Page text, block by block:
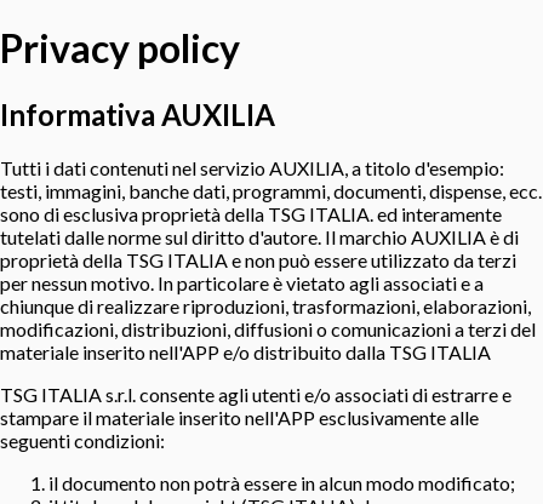
Privacy policy
Informativa AUXILIA
Tutti i dati contenuti nel servizio AUXILIA, a titolo d'esempio:
testi, immagini, banche dati, programmi, documenti, dispense, ecc.
sono di esclusiva proprietà della TSG ITALIA. ed interamente
tutelati dalle norme sul diritto d'autore. Il marchio AUXILIA è di
proprietà della TSG ITALIA e non può essere utilizzato da terzi
per nessun motivo. In particolare è vietato agli associati e a
chiunque di realizzare riproduzioni, trasformazioni, elaborazioni,
modificazioni, distribuzioni, diffusioni o comunicazioni a terzi del
materiale inserito nell'APP e/o distribuito dalla TSG ITALIA
TSG ITALIA s.r.l. consente agli utenti e/o associati di estrarre e
stampare il materiale inserito nell'APP esclusivamente alle
seguenti condizioni:
il documento non potrà essere in alcun modo modificato;